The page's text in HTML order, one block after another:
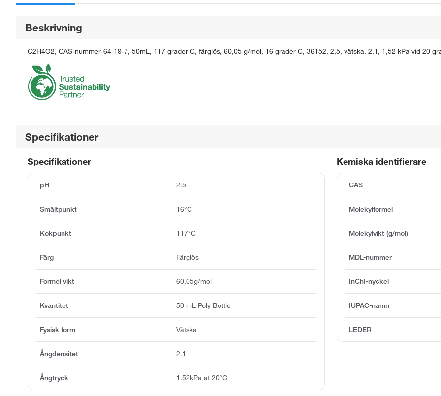
Beskrivning
C2H4O2, CAS-nummer-64-19-7, 50mL, 117 grader C, färglös, 60,05 g/mol, 16 grader C, 36152, 2,5, vätska, 2,1, 1,52 kPa vid 20
Specifikationer
Kemiska identifierare
CAS
Molekylformel
Molekylvikt (g/mol)
MDL-nummer
InChI-nyckel
IUPAC-namn
LEDER
Specifikationer
pH 2.5
Smältpunkt 16°C
Kokpunkt 117°C
Färg Färglös
Formel vikt 60.05g/mol
Kvantitet 50 mL Poly Bottle
Fysisk form Vätska
Ångdensitet 2.1
Ångtryck 1.52kPa at 20°C